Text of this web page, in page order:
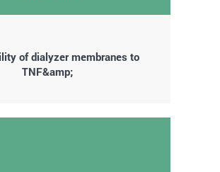
of dialyzer membranes to
TNF&amp;